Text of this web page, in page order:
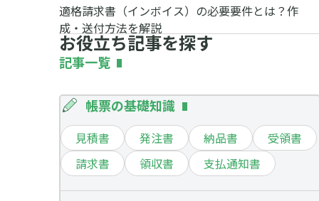
適格請求書（インボイス）の必要要件とは？作
成・送付方法を解説
お役立ち記事を探す
記事一覧
帳票の基礎知識
見積書 発注書 納品書
受領書
請求書
領収書 支払通知書